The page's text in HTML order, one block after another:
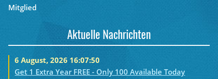
Mitglied
Aktuelle Nachrichten
6 August, 2026 16:07:50
Get 1 Extra Year FREE - Only 100 Available Today